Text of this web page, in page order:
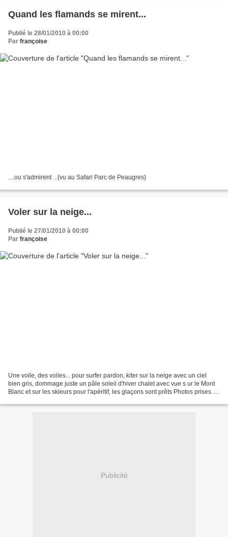
Quand les flamands se mirent...
Publié le 28/01/2010 à 00:00
Par françoise
....ou s'admirent ...{vu au Safari Parc de Peaugres}
Voler sur la neige...
Publié le 27/01/2010 à 00:00
Par françoise
Une voile, des voiles... pour surfer pardon, kiter sur la neige avec un ciel
bien gris, dommage juste un pâle soleil d'hiver chalet avec vue s ur le Mont
Blanc et sur les skieurs pour l'apéritif, les glaçons sont prêts Photos prises au
Publicité